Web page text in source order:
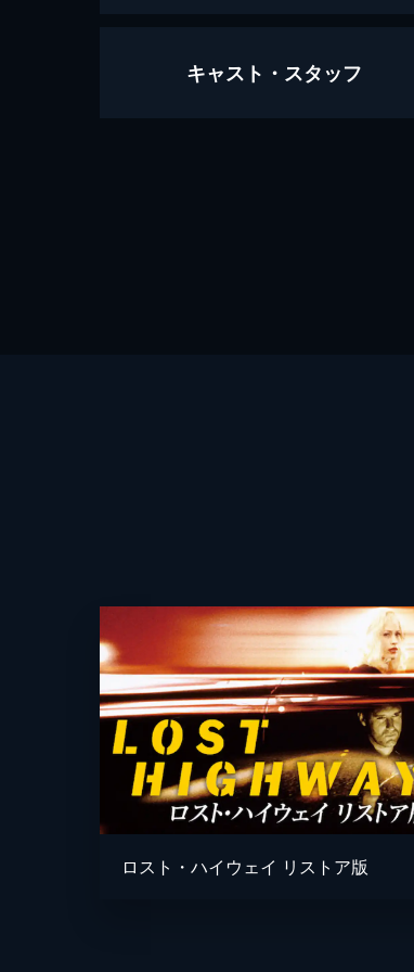
ローズマリーの赤ちゃん
キャスト・スタッフ
ロスト・ハイウェイ リストア版